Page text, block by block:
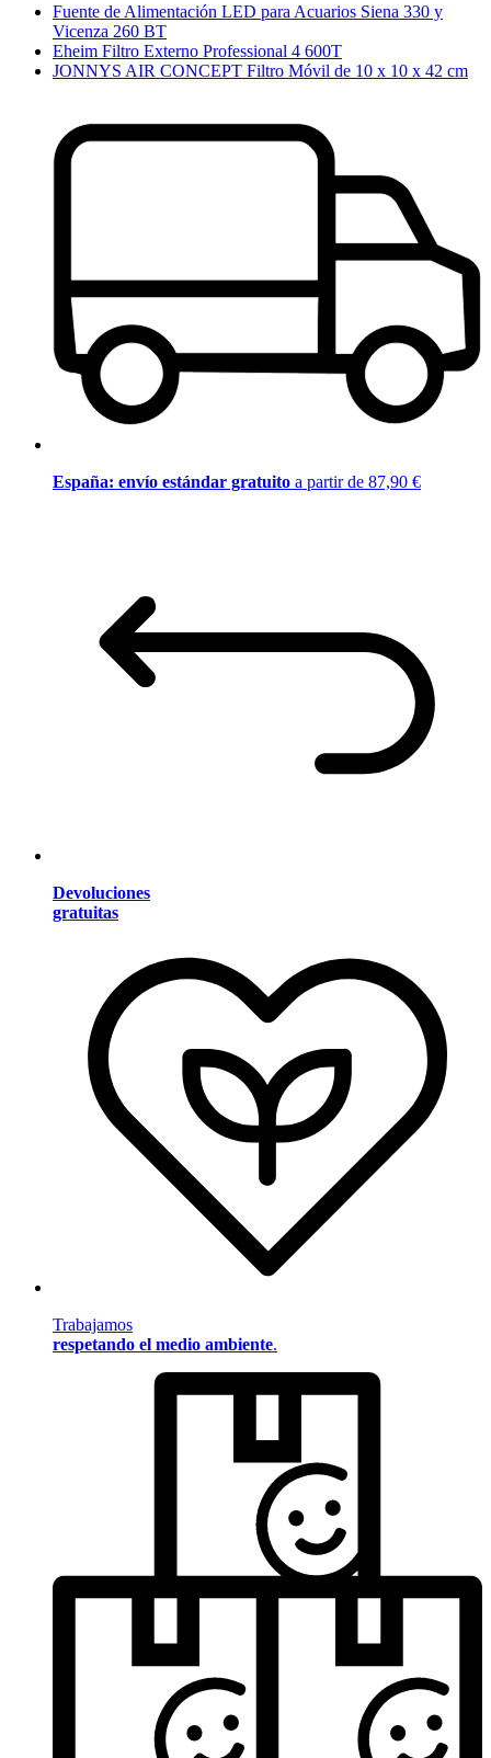
Fuente de Alimentación LED para Acuarios Siena 330 y
Vicenza 260 BT
Eheim Filtro Externo Professional 4 600T
JONNYS AIR CONCEPT Filtro Móvil de 10 x 10 x 42 cm
España: envío estándar gratuito a partir de 87,90 €
Devoluciones
gratuitas
Trabajamos
respetando el medio ambiente.